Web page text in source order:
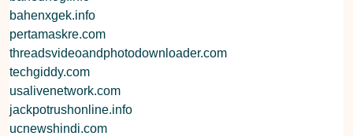
bahenxgek.info
pertamaskre.com
threadsvideoandphotodownloader.com
techgiddy.com
usalivenetwork.com
jackpotrushonline.info
ucnewshindi.com